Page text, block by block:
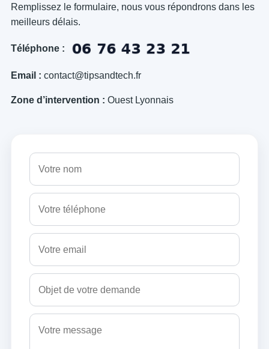
Remplissez le formulaire, nous vous répondrons dans les
meilleurs délais.
Téléphone :
Email : contact@tipsandtech.fr
Zone d’intervention : Ouest Lyonnais